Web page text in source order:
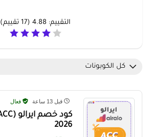
التقييم: 4.88
(
17 تقييم)
كل الكوبونات
قبل 13 ساعة فعال
2026